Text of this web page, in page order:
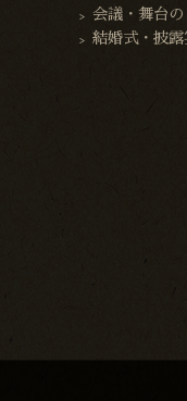
会議・舞台の
結婚式・披露